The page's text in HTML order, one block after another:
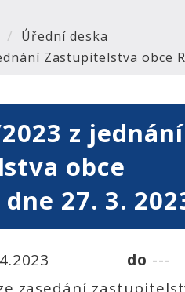
Úřední deska
Zastupitelstva obce
z jednání
obce
27. 3.
do ---